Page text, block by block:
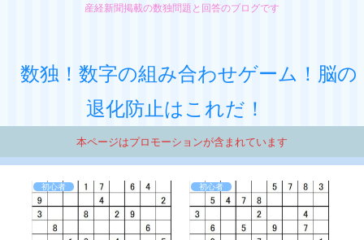
産経新聞掲載の数独問題と回答のブログです
数独！数字の組み合わせゲーム！脳の
退化防止はこれだ！
本ページはプロモーションが含まれています
初心者 初心者